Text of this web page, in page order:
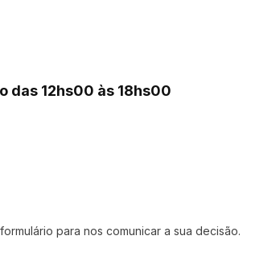
das 12hs00 às 18hs00
para nos comunicar a sua decisão.